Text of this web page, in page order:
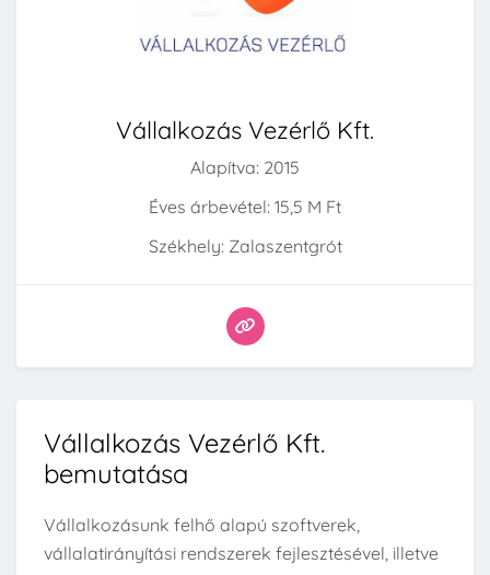
Vállalkozás Vezérlő Kft.
Alapítva: 2015
Éves árbevétel: 15,5 M Ft
Székhely: Zalaszentgrót
Vállalkozás Vezérlő Kft.
bemutatása
Vállalkozásunk felhő alapú szoftverek,
vállalatirányítási rendszerek fejlesztésével, illetve